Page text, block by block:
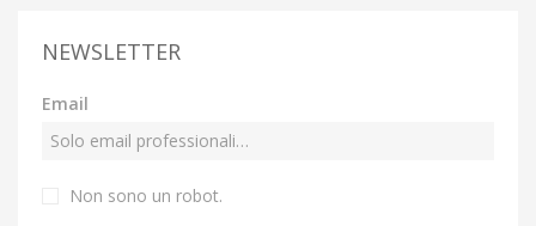
NEWSLETTER
Email
Non sono un robot.